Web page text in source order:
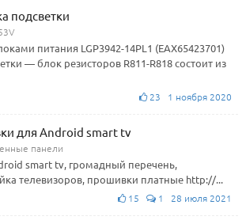
подсветки
питания LGP3942-14PL1 (EAX65423701)
— блок резисторов R811-R818 состоит из
23 1 ноября 2020
для Android smart tv
панели
smart tv, громадный перечень,
телевизоров, прошивки платные http://...
15 1 28 июля 2021